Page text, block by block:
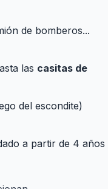
de bomberos...
las casitas de
del escondite)
a partir de 4 años